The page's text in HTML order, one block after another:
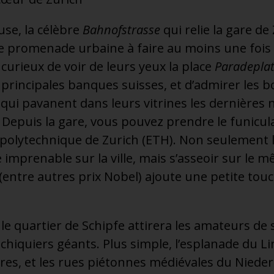
la célèbre Bahnofstrasse qui relie la gare de
promenade urbaine à faire au moins une fois
de voir de leurs yeux la place
banques suisses, et d’admirer les
pavanent dans leurs vitrines les dernières
la gare, vous pouvez prendre le
de Zurich (ETH). Non seulement
imprenable sur la ville, mais s’asseoir sur le
autres prix Nobel) ajoute une petite
le quartier de Schipfe attirera les amateurs
géants. Plus simple, l’esplanade du
et les rues piétonnes médiévales du